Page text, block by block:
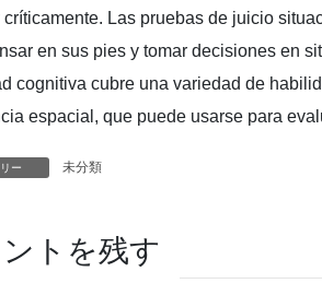
críticamente. Las pruebas de juicio
en sus pies y tomar decisiones en
cognitiva cubre una variedad de
espacial, que puede usarse para
ー 未分類
トを残す